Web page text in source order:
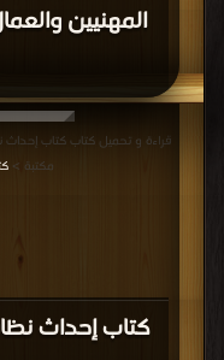
المهنيين
كتاب إحداث
مكتبة >